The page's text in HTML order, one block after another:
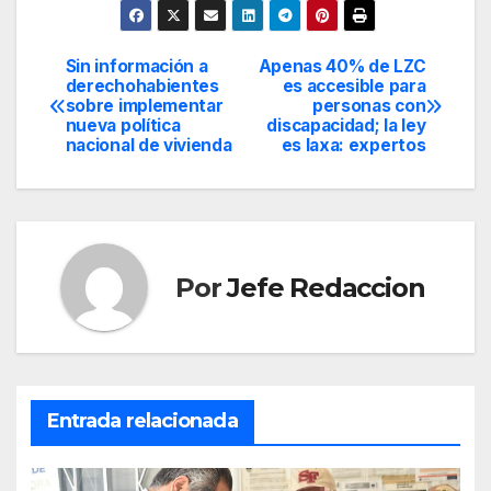
Navegación
de
Apenas 40% de LZC
es accesible para
personas con
discapacidad; la ley
es laxa: expertos
Sin información a
derechohabientes
sobre implementar
nueva política
nacional de vivienda
PorJefe Redaccion
Entrada relacionada